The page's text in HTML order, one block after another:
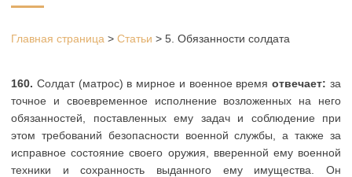
Главная страница > Статьи > 5. Обязанности солдата
160. Солдат (матрос) в мирное и военное времяотвечает: за
точное и своевременное исполнение возложенных на него
обязанностей, поставленных ему задач и соблюдение при
этом требований безопасности военной службы, а также за
исправное состояние своего оружия, вверенной ему военной
техники и сохранность выданного ему имущества. Он